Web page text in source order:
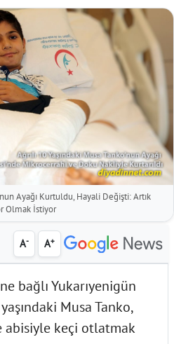
Ayağı Kurtuldu, Hayali Değişti: Artık
Olmak İstiyor
A- A+
bağlı Yukarıyenigün
Musa Tanko,
abisiyle keçi otlatmak